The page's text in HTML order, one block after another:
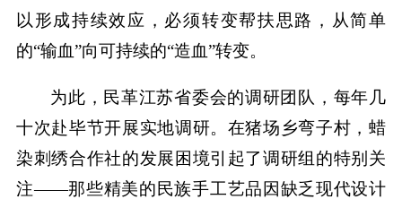
以形成持续效应，必须转变帮扶思路，从简单
的“输血”向可持续的“造血”转变。
为此，民革江苏省委会的调研团队，每年几
十次赴毕节开展实地调研。在猪场乡弯子村，蜡
染刺绣合作社的发展困境引起了调研组的特别关
注——那些精美的民族手工艺品因缺乏现代设计